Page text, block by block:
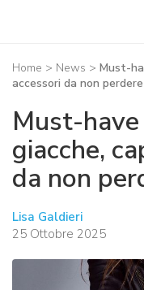
Home > News > Must-
accessori da non perdere
Must-
giacche,
da non
Lisa Galdieri
25 Ottobre 2025